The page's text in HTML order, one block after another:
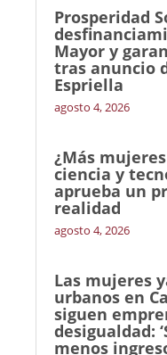
Prosperidad
Mayor y
tras anuncio
Espriella
agosto 4, 2026
¿Más
ciencia y
aprueba un
realidad
agosto 4, 2026
Las mujeres
urbanos en
siguen
desigualdad:
menos